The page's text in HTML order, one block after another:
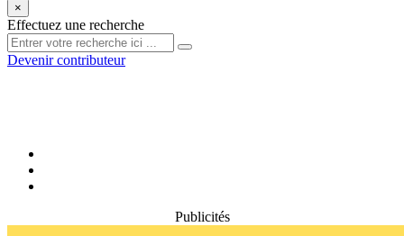
×
Effectuez une recherche
Devenir contributeur
Publicités